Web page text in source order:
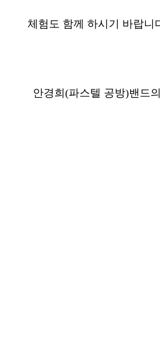
체험도 함께 하시기 바랍
안경희(파스텔 공방)밴드